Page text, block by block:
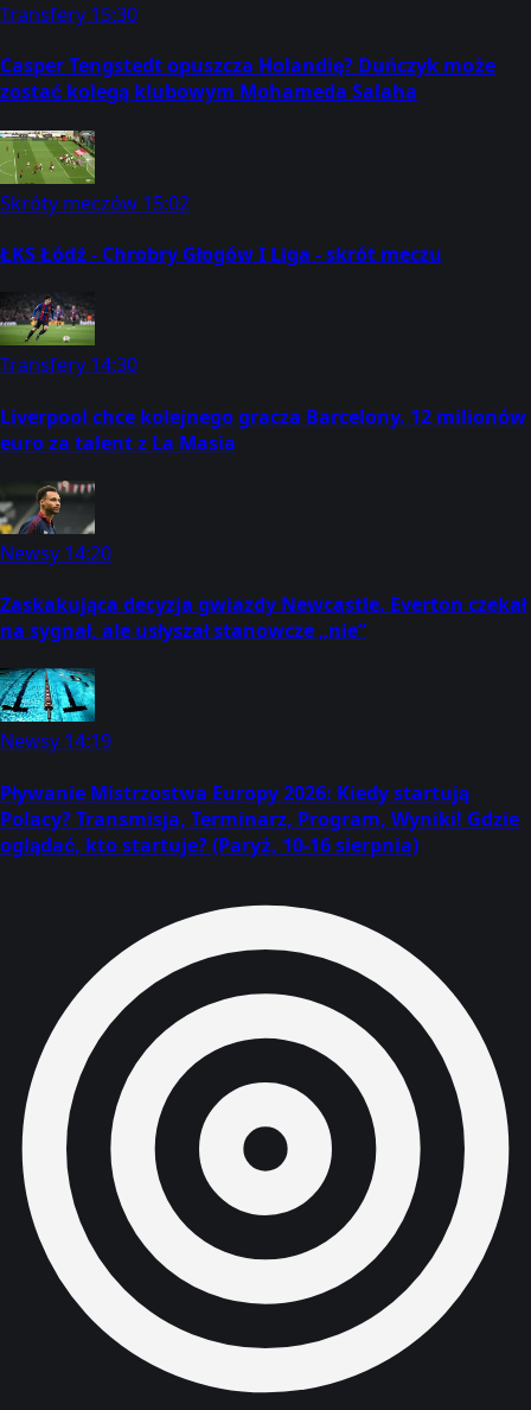
Transfery 15:30
Casper Tengstedt opuszcza Holandię? Duńczyk może
zostać kolegą klubowym Mohameda Salaha
Skróty meczów 15:02
ŁKS Łódź - Chrobry Głogów I Liga - skrót meczu
Transfery 14:30
Liverpool chce kolejnego gracza Barcelony. 12 milionów
euro za talent z La Masia
Newsy 14:20
Zaskakująca decyzja gwiazdy Newcastle. Everton czekał
na sygnał, ale usłyszał stanowcze „nie”
Newsy 14:19
Pływanie Mistrzostwa Europy 2026: Kiedy startują
Polacy? Transmisja, Terminarz, Program, Wyniki! Gdzie
oglądać, kto startuje? (Paryż, 10-16 sierpnia)